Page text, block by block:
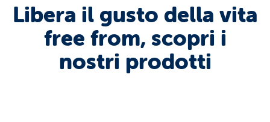
Libera il gusto della vita
free from, scopri i
nostri prodotti